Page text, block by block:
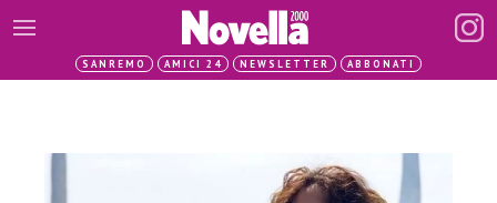
SANREMO AMICI 24 NEWSLETTER ABBONATI